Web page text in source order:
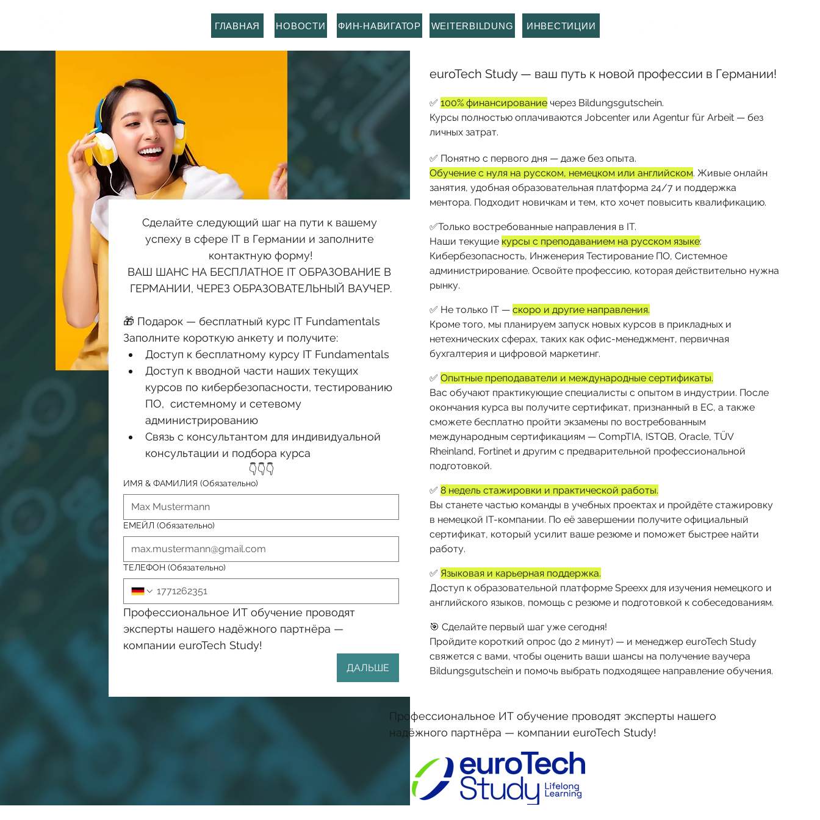
ГЛАВНАЯ НОВОСТИ ФИН-НАВИГАТОР WEITERBILDUNG ИНВЕСТИЦИИ
Сделайте следующий шаг на пути к вашему
успеху в сфере IT в Германии и заполните
контактную форму!
ВАШ ШАНС НА БЕСПЛАТНОЕ IT ОБРАЗОВАНИЕ В
ГЕРМАНИИ, ЧЕРЕЗ ОБРАЗОВАТЕЛЬНЫЙ ВАУЧЕР.
🎁 Подарок — бесплатный курс IT Fundamentals
Заполните короткую анкету и получите:
Доступ к бесплатному курсу IT Fundamentals
Доступ к вводной части наших текущих
курсов по кибербезопасности, тестированию
ПО,  системному и сетевому
администрированию
Связь с консультантом для индивидуальной
консультации и подбора курса
👇👇👇
ИМЯ & ФАМИЛИЯ (Обязательно)
ЕМЕЙЛ (Обязательно)
ТЕЛЕФОН (Обязательно)
Профессиональное ИТ обучение проводят
эксперты нашего надёжного партнёра —
компании euroTech Study!
ДАЛЬШЕ
euroTech Study — ваш путь к новой профессии в Германии!
✅ 100% финансирование через Bildungsgutschein.
Курсы полностью оплачиваются Jobcenter или Agentur für Arbeit — без
личных затрат.
✅ Понятно с первого дня — даже без опыта.
Обучение с нуля на русском, немецком или английском. Живые онлайн
занятия, удобная образовательная платформа 24/7 и поддержка
ментора. Подходит новичкам и тем, кто хочет повысить квалификацию.
✅Только востребованные направления в IT.
Наши текущие курсы с преподаванием на русском языке:
Кибербезопасность, Инженерия Тестирование ПО, Системное
администрирование. Освойте профессию, которая действительно нужна
рынку.
✅ Не только IT — скоро и другие направления.
Кроме того, мы планируем запуск новых курсов в прикладных и
нетехнических сферах, таких как офис-менеджмент, первичная
бухгалтерия и цифровой маркетинг.
✅ Опытные преподаватели и международные сертификаты.
Вас обучают практикующие специалисты с опытом в индустрии. После
окончания курса вы получите сертификат, признанный в ЕС, а также
сможете бесплатно пройти экзамены по востребованным
международным сертификациям — CompTIA, ISTQB, Oracle, TÜV
Rheinland, Fortinet и другим с предварительной профессиональной
подготовкой.
✅ 8 недель стажировки и практической работы.
Вы станете частью команды в учебных проектах и пройдёте стажировку
в немецкой IT-компании. По её завершении получите официальный
сертификат, который усилит ваше резюме и поможет быстрее найти
работу.
✅ Языковая и карьерная поддержка.
Доступ к образовательной платформе Speexx для изучения немецкого и
английского языков, помощь с резюме и подготовкой к собеседованиям.
🎯 Сделайте первый шаг уже сегодня!
Пройдите короткий опрос (до 2 минут) — и менеджер euroTech Study
свяжется с вами, чтобы оценить ваши шансы на получение ваучера
Bildungsgutschein и помочь выбрать подходящее направление обучения.
Профессиональное ИТ обучение проводят эксперты нашего
надёжного партнёра — компании euroTech Study!